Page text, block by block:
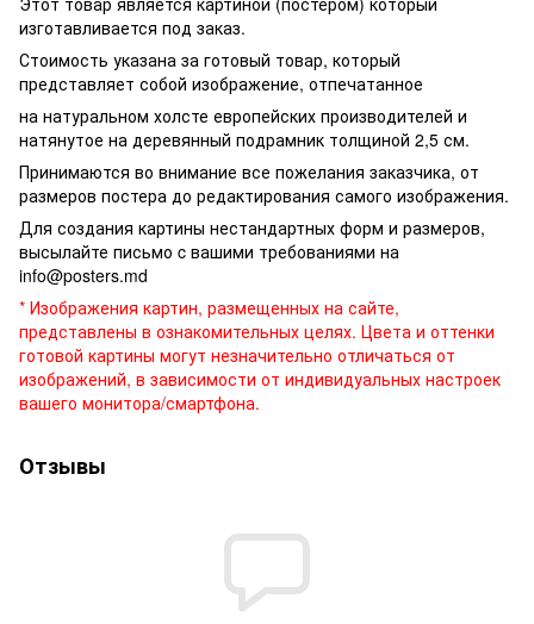
изготавливается под заказ.
Стоимость указана за готовый товар, который
представляет собой изображение, отпечатанное
на натуральном холсте европейских производителей и
натянутое на деревянный подрамник толщиной 2,5 см.
Принимаются во внимание все пожелания заказчика, от
размеров постера до редактирования самого изображения.
Для создания картины нестандартных форм и размеров,
высылайте письмо c вашими требованиями на
info@posters.md
* Изображения картин, размещенных на сайте,
представлены в ознакомительных целях. Цвета и оттенки
готовой картины могут незначительно отличаться от
изображений, в зависимости от индивидуальных настроек
вашего монитора/смартфона.
Отзывы